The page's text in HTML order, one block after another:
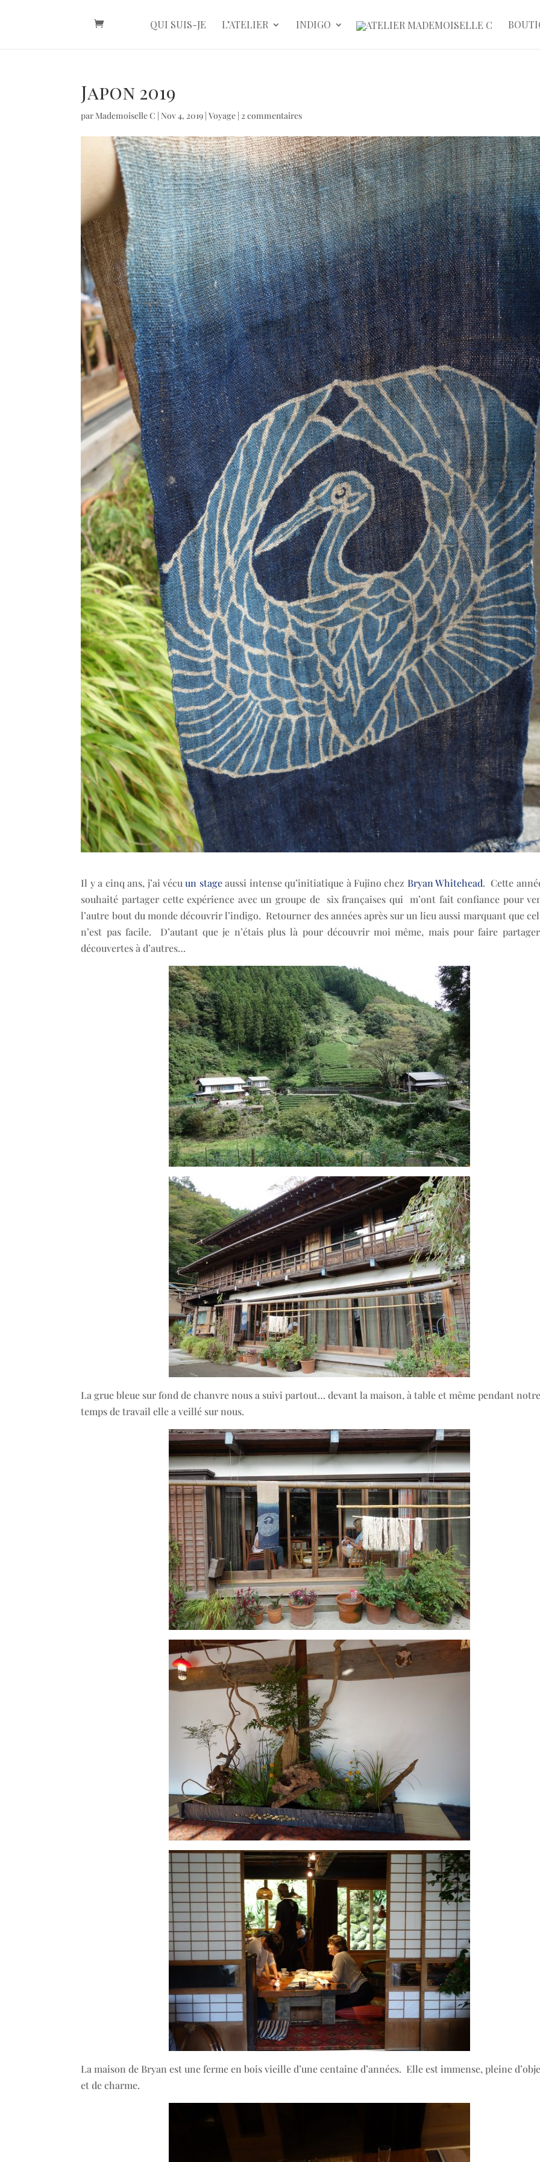
QUI SUIS-JE L’ATELIER INDIGO
Japon 2019
par Mademoiselle C | Nov 4, 2019 |Voyage | 2 commentaires
Il y a cinq ans, j’ai vécuun stageaussi intense qu’initiatique à Fujino chez Bryan Whitehead. Cette
souhaité partager cette expérience avec un groupe de six françaises qui m’ont fait confiance pour
l’autre bout du monde découvrir l’indigo. Retourner des années après sur un lieu aussi marquant que
n’est pas facile. D’autant que je n’étais plus là pour découvrir moi même, mais pour faire
découvertes à d’autres…
La grue bleue sur fond de chanvre nous a suivi partout… devant la maison, à table et même pendant
temps de travail elle a veillé sur nous.
La maison de Bryan est une ferme en bois vieille d’une centaine d’années. Elle est immense, pleine
et de charme.